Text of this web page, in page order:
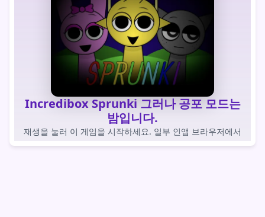
Incredibox Sprunki 그러나 공포 모드는
밤입니다.
재생을 눌러 이 게임을 시작하세요. 일부 인앱 브라우저에서
는 자동 로드 게임이 차단됩니다.